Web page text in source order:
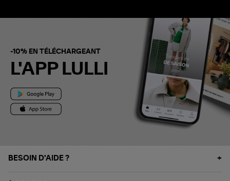
-10% EN TÉLÉCHARGEANT
L'APP LULLI
BESOIN D'AIDE ?